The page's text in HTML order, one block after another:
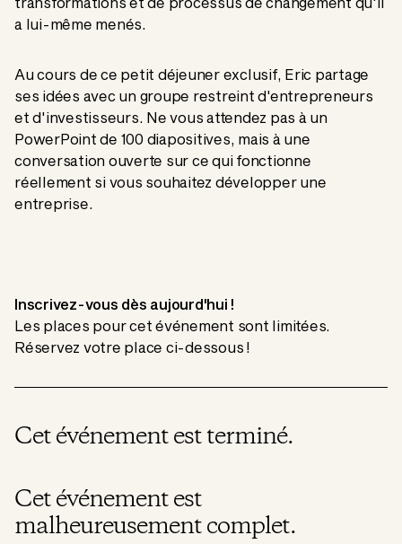
a lui-même menés.
Au cours de ce petit déjeuner exclusif, Eric partage
ses idées avec un groupe restreint d'entrepreneurs
et d'investisseurs. Ne vous attendez pas à un
PowerPoint de 100 diapositives, mais à une
conversation ouverte sur ce qui fonctionne
réellement si vous souhaitez développer une
entreprise.
Inscrivez-vous dès aujourd'hui !
Les places pour cet événement sont limitées.
Réservez votre place ci-dessous !
Cet événement est terminé.
Cet événement est
malheureusement complet.